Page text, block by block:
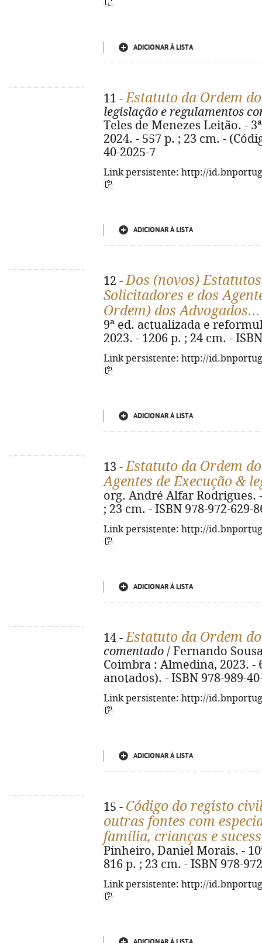
ADICIONAR À LISTA
11 -Estatuto da Ordem
legislação e regulamentos
Teles de Menezes Leitão. -
2024. - 557 p. ; 23 cm. -
40-2025-7
Link persistente: http://
ADICIONAR À LISTA
12 -Dos (novos)
Solicitadores e dos
Ordem) dos Advogados...
9ª ed. actualizada e
2023. - 1206 p. ; 24 cm. -
Link persistente: http://
ADICIONAR À LISTA
13 -Estatuto da Ordem
Agentes de Execução &
org. André Alfar Rodrigues.
; 23 cm. - ISBN 978-972-629-
Link persistente: http://
ADICIONAR À LISTA
14 -Estatuto da Ordem
comentado / Fernando
Coimbra : Almedina, 2023. -
anotados). - ISBN 978-989-
Link persistente: http://
ADICIONAR À LISTA
15 - Código do registo
outras fontes com
família, crianças e
Pinheiro, Daniel Morais. -
816 p. ; 23 cm. - ISBN 978-
Link persistente: http://